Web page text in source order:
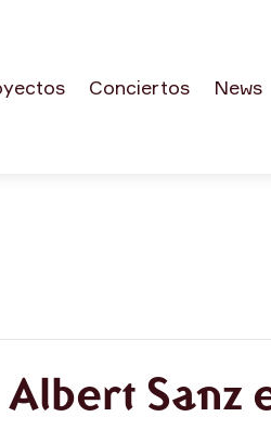
Conciertos News
Sanz